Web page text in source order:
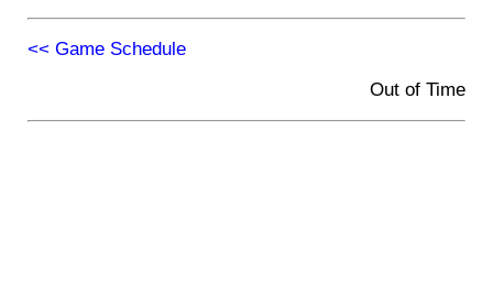
<< Game Schedule
Out of Time